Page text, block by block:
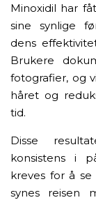
Minoxidil har
sine synlige
dens
Brukere
fotografier, og
håret og
tid.
Disse
konsistens i
kreves for å
synes reisen